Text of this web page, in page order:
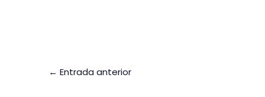
← Entrada anterior